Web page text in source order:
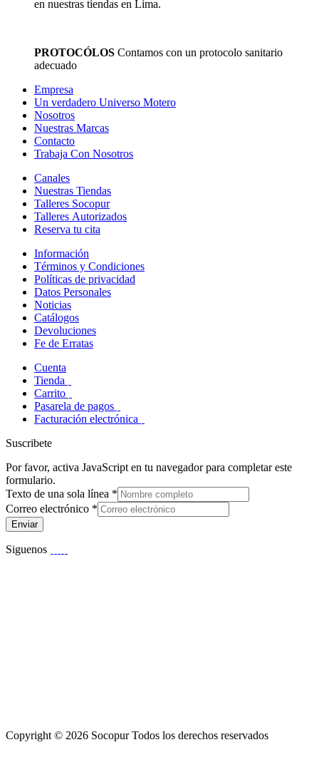
en nuestras tiendas en Lima.
PROTOCÓLOS Contamos con un protocolo sanitario
adecuado
Empresa
Un verdadero Universo Motero
Nosotros
Nuestras Marcas
Contacto
Trabaja Con Nosotros
Canales
Nuestras Tiendas
Talleres Socopur
Talleres Autorizados
Reserva tu cita
Información
Términos y Condiciones
Políticas de privacidad
Datos Personales
Noticias
Catálogos
Devoluciones
Fe de Erratas
Cuenta
Tienda
Carrito
Pasarela de pagos
Facturación electrónica
Suscribete
Por favor, activa JavaScript en tu navegador para completar este
formulario.
Texto de una sola línea *
Correo electrónico *
Enviar
Siguenos
Copyright © 2026 Socopur Todos los derechos reservados